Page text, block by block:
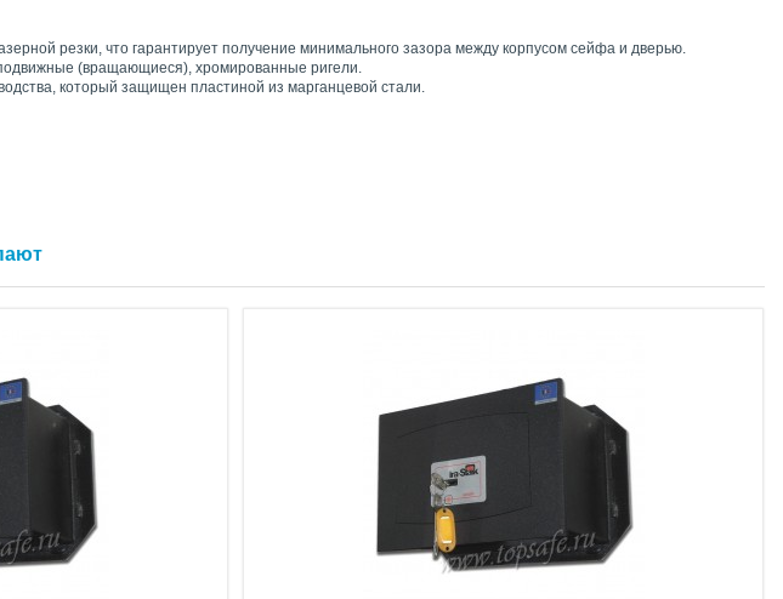
резки, что гарантирует получение минимального зазора между корпусом сейфа и дверью.
(вращающиеся), хромированные ригели.
который защищен пластиной из марганцевой стали.